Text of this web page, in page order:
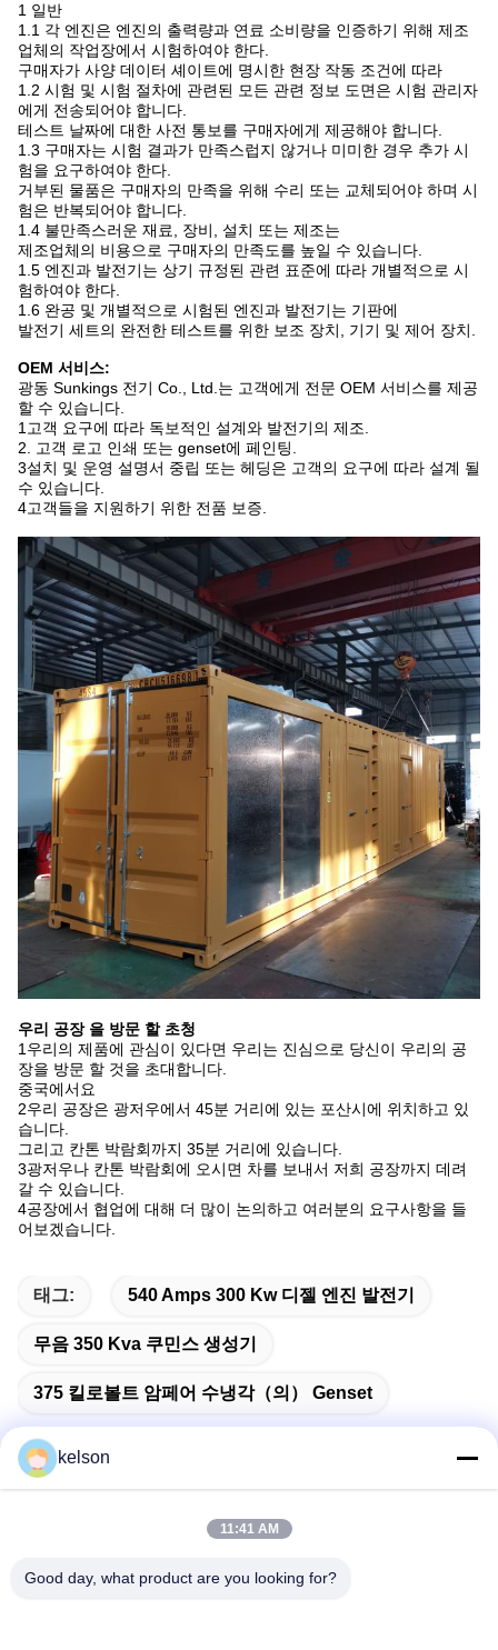
1 일반
1.1 각 엔진은 엔진의 출력량과 연료 소비량을 인증하기 위해 제조
업체의 작업장에서 시험하여야 한다.
구매자가 사양 데이터 셰이트에 명시한 현장 작동 조건에 따라
1.2 시험 및 시험 절차에 관련된 모든 관련 정보 도면은 시험 관리자
에게 전송되어야 합니다.
테스트 날짜에 대한 사전 통보를 구매자에게 제공해야 합니다.
1.3 구매자는 시험 결과가 만족스럽지 않거나 미미한 경우 추가 시
험을 요구하여야 한다.
거부된 물품은 구매자의 만족을 위해 수리 또는 교체되어야 하며 시
험은 반복되어야 합니다.
1.4 불만족스러운 재료, 장비, 설치 또는 제조는
제조업체의 비용으로 구매자의 만족도를 높일 수 있습니다.
1.5 엔진과 발전기는 상기 규정된 관련 표준에 따라 개별적으로 시
험하여야 한다.
1.6 완공 및 개별적으로 시험된 엔진과 발전기는 기판에
발전기 세트의 완전한 테스트를 위한 보조 장치, 기기 및 제어 장치.
OEM 서비스:
광동 Sunkings 전기 Co., Ltd.는 고객에게 전문 OEM 서비스를 제공
할 수 있습니다.
1고객 요구에 따라 독보적인 설계와 발전기의 제조.
2. 고객 로고 인쇄 또는 genset에 페인팅.
3설치 및 운영 설명서 중립 또는 헤딩은 고객의 요구에 따라 설계 될
수 있습니다.
4고객들을 지원하기 위한 전품 보증.
우리 공장 을 방문 할 초청
1우리의 제품에 관심이 있다면 우리는 진심으로 당신이 우리의 공
장을 방문 할 것을 초대합니다.
중국에서요
2우리 공장은 광저우에서 45분 거리에 있는 포산시에 위치하고 있
습니다.
그리고 칸톤 박람회까지 35분 거리에 있습니다.
3광저우나 칸톤 박람회에 오시면 차를 보내서 저희 공장까지 데려
갈 수 있습니다.
4공장에서 협업에 대해 더 많이 논의하고 여러분의 요구사항을 들
어보겠습니다.
태그: 540 Amps 300 Kw 디젤 엔진 발전기
무음 350 Kva 쿠민스 생성기
375 킬로볼트 암페어 수냉각（의） Genset
주소
kelson
11:41 AM
Good day, what product are you looking for?